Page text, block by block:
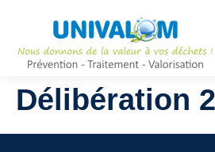
Délibération